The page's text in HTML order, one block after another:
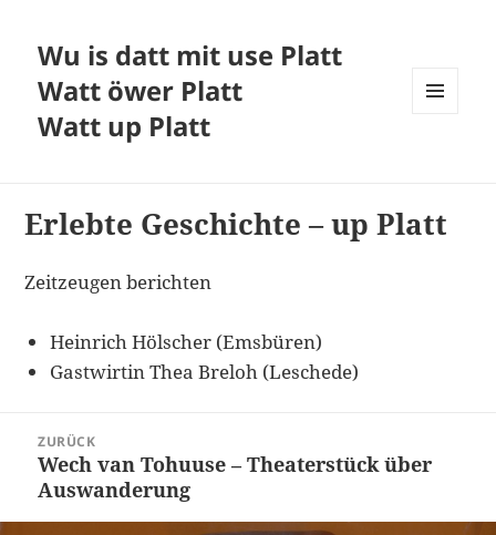
Wu is datt mit use Platt
Watt öwer Platt
Watt up Platt
Erlebte Geschichte – up Platt
Zeitzeugen berichten
Heinrich Hölscher (Emsbüren)
Gastwirtin Thea Breloh (Leschede)
ZURÜCK
Vorheriger
Beitrag:
Wech van Tohuuse – Theaterstück über
Auswanderung